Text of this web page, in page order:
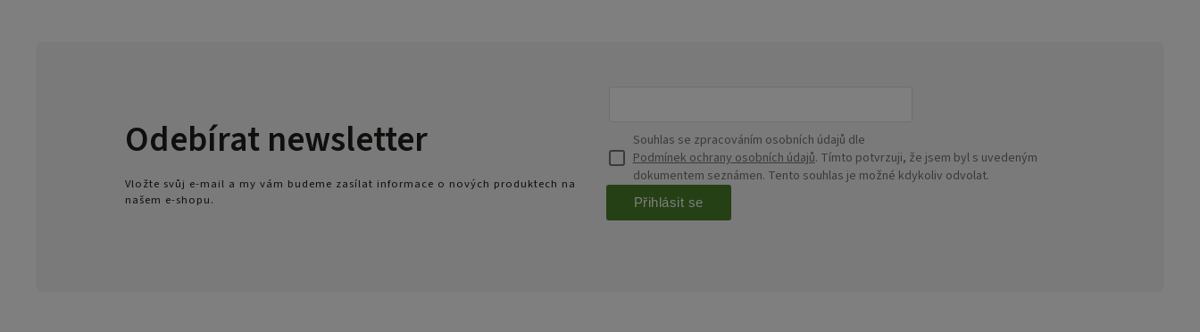
Odebírat newsletter
Vložte svůj e-mail a my vám budeme zasílat informace o nových produktech na
našem e-shopu.
Souhlas se zpracováním osobních údajů dle
Podmínek ochrany osobních údajů. Tímto potvrzuji, že jsem byl s uvedeným
dokumentem seznámen. Tento souhlas je možné kdykoliv odvolat.
Přihlásit se